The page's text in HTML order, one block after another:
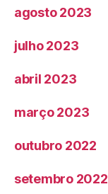
agosto 2023
julho 2023
abril 2023
março 2023
outubro 2022
setembro 2022